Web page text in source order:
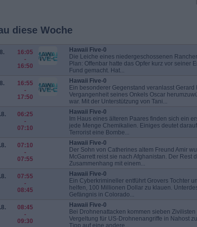
diese Woche
16:05
-
16:50
Hawaii Five-0
Die Leiche eines niedergeschossenen
Plan: Offenbar hatte das Opfer kurz vor seiner
Fund gemacht. Hat...
16:55
-
17:50
Hawaii Five-0
Ein besonderer Gegenstand veranlasst Gerard
Vergangenheit seines Onkels Oscar
war. Mit der Unterstützung von Tani...
06:25
-
07:10
Hawaii Five-0
Im Haus eines älteren Paares finden sich ein
jede Menge Chemikalien. Einiges deutet
Terrorist eine Bombe...
07:10
-
07:55
Hawaii Five-0
Der Sohn von Catherines altem Freund Amir
McGarrett reist sie nach Afghanistan. Der Rest
Zusammenhang mit einem...
07:55
-
08:45
Hawaii Five-0
Ein Cyberkrimineller entführt Grovers Tochter
helfen, 100 Millionen Dollar zu klauen.
Gefängnis in Colorado...
08:45
-
09:30
Hawaii Five-0
Bei Drohnenattacken kommen sieben
Vergeltung für US-Drohnenangriffe in Nahost
Tipp auf eine andere...